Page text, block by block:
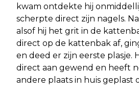
kwam ontdekte hij
scherpte direct zijn nagels.
alsof hij het grit in de
direct op de kattenbak af,
en deed er zijn eerste plasje.
direct aan gewend en heeft
andere plaats in huis geplast